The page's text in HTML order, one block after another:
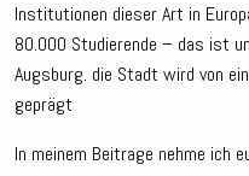
Institutionen dieser Art in
80.000 Studierende – das ist
Augsburg. die Stadt wird von
geprägt
In meinem Beitrage nehme ich